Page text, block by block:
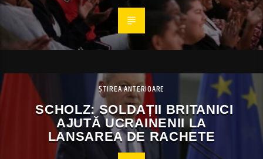
ȘTIREA ANTERIOARE
SCHOLZ: SOLDAȚII BRITANICI
AJUTĂ UCRAINENII LA
LANSAREA DE RACHETE